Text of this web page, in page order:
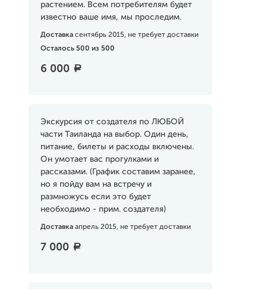
растением. Всем потребителям будет
известно ваше имя, мы проследим.
Доставка сентябрь 2015, не требует доставки
Осталось 500 из 500
6 000 a
Экскурсия от создателя по ЛЮБОЙ
части Таиланда на выбор. Один день,
питание, билеты и расходы включены.
Он умотает вас прогулками и
рассказами. (График составим заранее,
но я пойду вам на встречу и
размножусь если это будет
необходимо - прим. создателя)
Доставка апрель 2015, не требует доставки
7 000 a